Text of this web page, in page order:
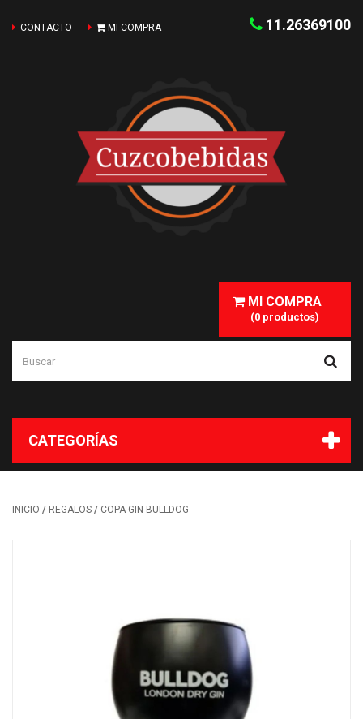
CONTACTO MI COMPRA 11.26369100
MI COMPRA
(0 productos)
CATEGORÍAS
INICIO / REGALOS / COPA GIN BULLDOG